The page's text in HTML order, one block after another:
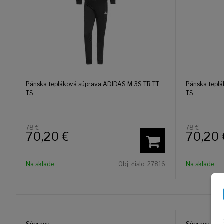
Pánska tepláková súprava ADIDAS M 3S TR TT
TS
78 €
70,20 €
Na sklade Obj. čislo: 27816
Pánska
TS
78 €
70,20
Na sklade